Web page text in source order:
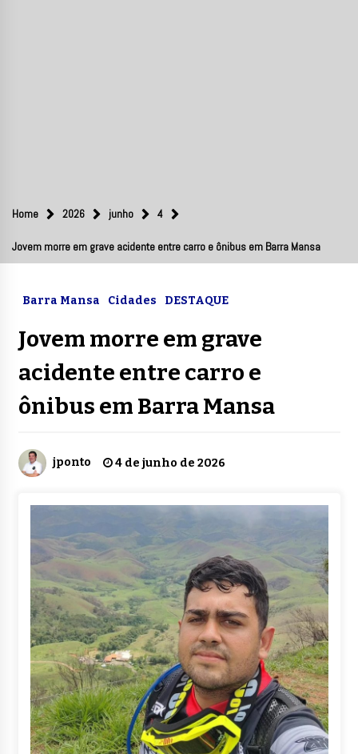
Home 2026 junho 4
Jovem morre em grave acidente entre carro e ônibus em Barra Mansa
Barra Mansa Cidades DESTAQUE
Jovem morre em grave
acidente entre carro e
ônibus em Barra Mansa
jponto 4 de junho de 2026